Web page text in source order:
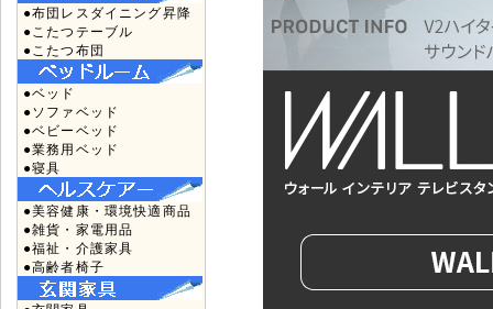
●布団レスダイニング昇降
●こたつテーブル
●こたつ布団
●ベッド
●ソファベッド
●ベビーベッド
●業務用ベッド
●寝具
●美容健康・環境快適商品
●雑貨・家電用品
●福祉・介護家具
●高齢者椅子